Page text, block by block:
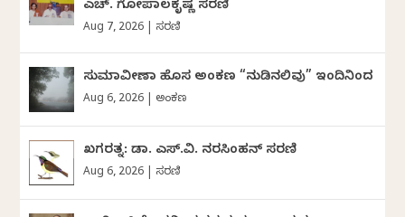
ಎಚ್. ಗೋಪಾಲಕೃಷ್ಣ ಸರಣಿ
Aug 7, 2026 ಸರಣಿ
ಸುಮಾವೀಣಾ ಹೊಸ ಅಂಕಣ “ನುಡಿನಲಿವು” ಇಂದಿನಿಂದ
Aug 6, 2026 ಅಂಕಣ
ಖಗರತ್ನ: ಡಾ. ಎಸ್.ವಿ. ನರಸಿಂಹನ್‌‌ ಸರಣಿ
Aug 6, 2026 ಸರಣಿ